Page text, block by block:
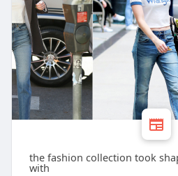
the fashion collection took
with